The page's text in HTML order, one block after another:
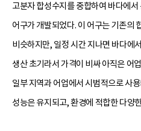
고분자 합성수지를 중합하여 바다에
어구가 개발되었다. 이 어구는 기존의
비슷하지만, 일정 시간 지나면 바다에
생산 초기라서 가격이 비싸 아직은 어
일부 지역과 어업에서 시범적으로 사
성능은 유지되고, 환경에 적합한 다양